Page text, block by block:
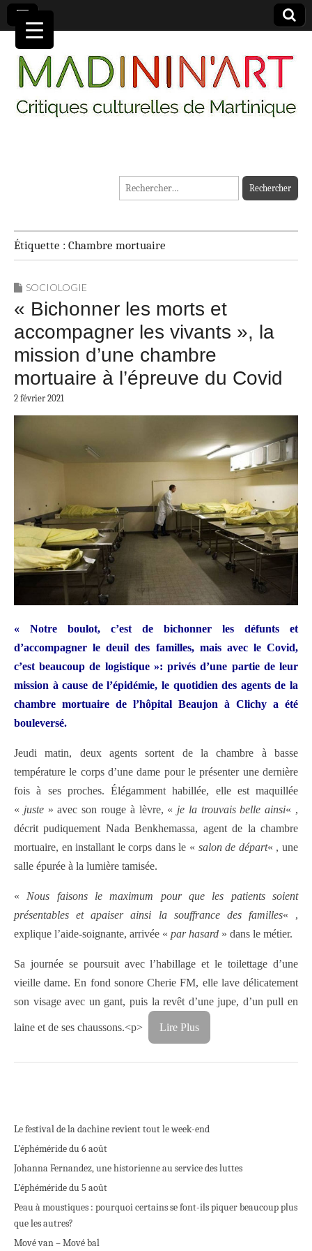
MADININ'ART
Rechercher :
Étiquette : Chambre mortuaire
SOCIOLOGIE
« Bichonner les morts et
accompagner les vivants », la
mission d’une chambre
mortuaire à l’épreuve du Covid
2 février 2021
« Notre boulot, c’est de bichonner les défunts et
d’accompagner le deuil des familles, mais avec le Covid,
c’est beaucoup de logistique »: privés d’une partie de leur
mission à cause de l’épidémie, le quotidien des agents de la
chambre mortuaire de l’hôpital Beaujon à Clichy a été
bouleversé.
Jeudi matin, deux agents sortent de la chambre à basse
température le corps d’une dame pour le présenter une dernière
fois à ses proches. Élégamment habillée, elle est maquillée
« juste» avec son rouge à lèvre, « je la trouvais belle ainsi« ,
décrit pudiquement Nada Benkhemassa, agent de la chambre
mortuaire, en installant le corps dans le « salon de départ« , une
salle épurée à la lumière tamisée.
« Nous faisons le maximum pour que les patients soient
présentables et apaiser ainsi la souffrance des familles« ,
explique l’aide-soignante, arrivée « par hasard » dans le métier.
Sa journée se poursuit avec l’habillage et le toilettage d’une
vieille dame. En fond sonore Cherie FM, elle lave délicatement
son visage avec un gant, puis la revêt d’une jupe, d’un pull en
laine et de ses chaussons.<p> Lire Plus
Le festival de la dachine revient tout le week-end
L’éphéméride du 6 août
Johanna Fernandez, une historienne au service des luttes
L’éphéméride du 5 août
Peau à moustiques : pourquoi certains se font-ils piquer beaucoup plus
que les autres?
Mové van – Mové bal